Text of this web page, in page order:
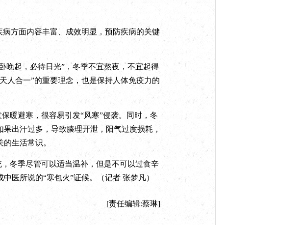
方面内容丰富、成效明显， 预防疾病的关键
晚起，必待日光”，冬季不宜熬夜，不宜起得
人合一”的重要理念，也是保持人体免疫力的
暖避寒，很容易引发“风寒”侵袭。同时，冬
出汗过多，导致腠理开泄，阳气过度损耗，
生活常识。
冬季尽管可以适当温补，但是不可以过食辛
医所说的“寒包火”证候。（记者 张梦凡）
[责任编辑:蔡琳]